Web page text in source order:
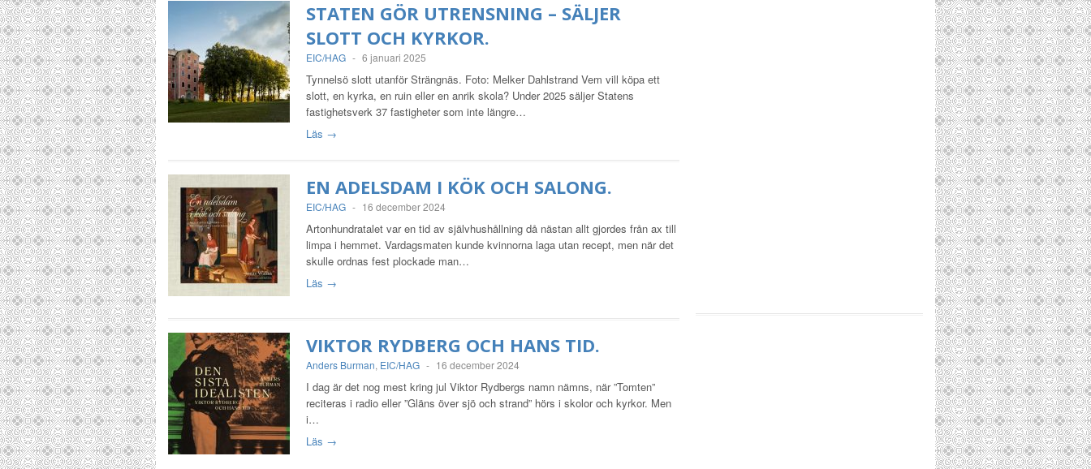
STATEN GÖR UTRENSNING – SÄLJER
SLOTT OCH KYRKOR.
EIC/HAG - 6 januari 2025
Tynnelsö slott utanför Strängnäs. Foto: Melker Dahlstrand Vem vill köpa ett
slott, en kyrka, en ruin eller en anrik skola? Under 2025 säljer Statens
fastighetsverk 37 fastigheter som inte längre…
Läs →
EN ADELSDAM I KÖK OCH SALONG.
EIC/HAG - 16 december 2024
Artonhundratalet var en tid av självhushållning då nästan allt gjordes från ax till
limpa i hemmet. Vardagsmaten kunde kvinnorna laga utan recept, men när det
skulle ordnas fest plockade man…
Läs →
VIKTOR RYDBERG OCH HANS TID.
Anders Burman, EIC/HAG - 16 december 2024
I dag är det nog mest kring jul Viktor Rydbergs namn nämns, när ”Tomten”
reciteras i radio eller ”Gläns över sjö och strand” hörs i skolor och kyrkor. Men
i…
Läs →